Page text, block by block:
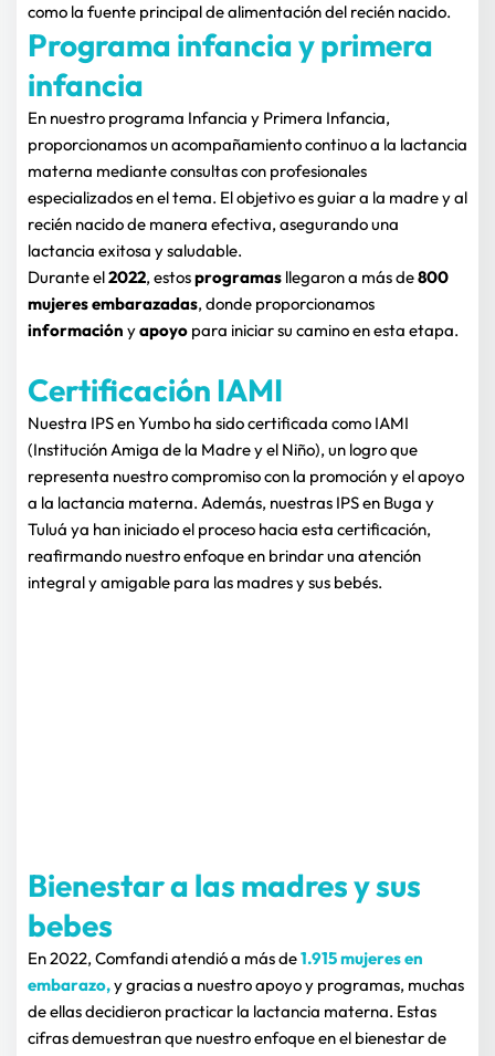
como la fuente principal de alimentación del recién nacido.
Programa infancia y primera
infancia
En nuestro programa Infancia y Primera Infancia,
proporcionamos un acompañamiento continuo a la lactancia
materna mediante consultas con profesionales
especializados en el tema. El objetivo es guiar a la madre y al
recién nacido de manera efectiva, asegurando una
lactancia exitosa y saludable.
Durante el 2022, estos programas llegaron a más de 800
mujeres embarazadas
información y apoyo para iniciar su camino en esta etapa.
Certificación IAMI
Nuestra IPS en Yumbo ha sido certificada como IAMI
(Institución Amiga de la Madre y el Niño), un logro que
representa nuestro compromiso con la promoción y el apoyo
a la lactancia materna. Además, nuestras IPS en Buga y
Tuluá ya han iniciado el proceso hacia esta certificación,
reafirmando nuestro enfoque en brindar una atención
integral y amigable para las madres y sus bebés.
Bienestar a las madres y sus
bebes
En 2022, Comfandi atendió a más de 1.915 mujeres en
embarazo, y gracias a nuestro apoyo y programas, muchas
de ellas decidieron practicar la lactancia materna. Estas
cifras demuestran que nuestro enfoque en el bienestar de